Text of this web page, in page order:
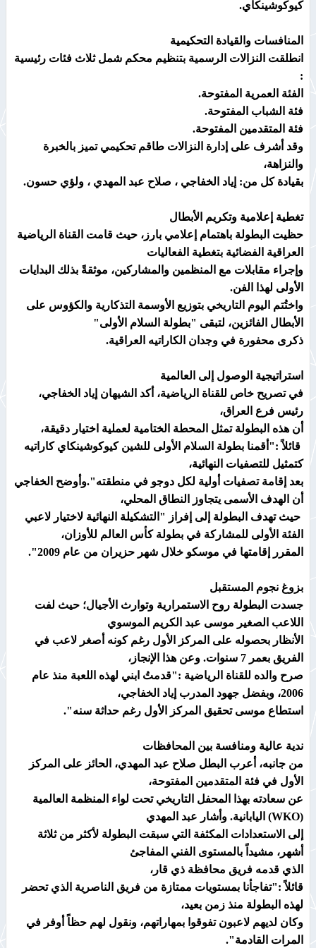
كيوكوشينكاي.
المنافسات والقيادة التحكيمية
انطلقت النزالات الرسمية بتنظيم محكم شمل ثلاث فئات رئيسية
:
الفئة العمرية المفتوحة.
فئة الشباب المفتوحة.
فئة المتقدمين المفتوحة.
وقد أشرف على إدارة النزالات طاقم تحكيمي تميز بالخبرة
والنزاهة،
بقيادة كل من: إياد الخفاجي ، صلاح عبد المهدي ، ولؤي حسون.
تغطية إعلامية وتكريم الأبطال
حظيت البطولة باهتمام إعلامي بارز، حيث قامت القناة الرياضية
العراقية الفضائية بتغطية الفعاليات
وإجراء مقابلات مع المنظمين والمشاركين، موثقةً بذلك البدايات
الأولى لهذا الفن.
واختُتم اليوم التاريخي بتوزيع الأوسمة التذكارية والكؤوس على
الأبطال الفائزين، لتبقى "بطولة السلام الأولى"
ذكرى محفورة في وجدان الكاراتيه العراقية.
استراتيجية الوصول إلى العالمية
في تصريح خاص للقناة الرياضية، أكد الشيهان إياد الخفاجي،
رئيس فرع العراق،
أن هذه البطولة تمثل المحطة الختامية لعملية اختيار دقيقة،
قائلاً :"أقمنا بطولة السلام الأولى للشين كيوكوشينكاي كاراتيه
كتمثيل للتصفيات النهائية،
بعد إقامة تصفيات أولية لكل دوجو في منطقته".وأوضح الخفاجي
أن الهدف الأسمى يتجاوز النطاق المحلي،
حيث تهدف البطولة إلى إفراز "التشكيلة النهائية لاختيار لاعبي
الفئة الأولى للمشاركة في بطولة كأس العالم للأوزان،
المقرر إقامتها في موسكو خلال شهر حزيران من عام 2009".
بزوغ نجوم المستقبل
جسدت البطولة روح الاستمرارية وتوارث الأجيال؛ حيث لفت
اللاعب الصغير موسى عبد الكريم الموسوي
الأنظار بحصوله على المركز الأول رغم كونه أصغر لاعب في
الفريق بعمر 7 سنوات. وعن هذا الإنجاز،
صرح والده للقناة الرياضية :"قدمتُ ابني لهذه اللعبة منذ عام
2006، وبفضل جهود المدرب إياد الخفاجي،
استطاع موسى تحقيق المركز الأول رغم حداثة سنه".
ندية عالية ومنافسة بين المحافظات
من جانبه، أعرب البطل صلاح عبد المهدي، الحائز على المركز
الأول في فئة المتقدمين المفتوحة،
عن سعادته بهذا المحفل التاريخي تحت لواء المنظمة العالمية
(WKO) اليابانية. وأشار عبد المهدي
إلى الاستعدادات المكثفة التي سبقت البطولة لأكثر من ثلاثة
أشهر، مشيداً بالمستوى الفني المفاجئ
الذي قدمه فريق محافظة ذي قار،
قائلاً :"تفاجأنا بمستويات ممتازة من فريق الناصرية الذي تحضر
لهذه البطولة منذ زمن بعيد،
وكان لديهم لاعبون تفوقوا بمهاراتهم، ونقول لهم حظاً أوفر في
المرات القادمة".